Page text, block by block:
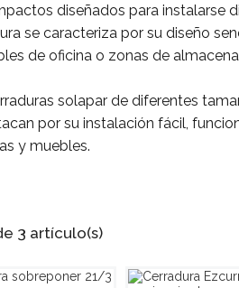
diseñados para
se caracteriza por su diseño
de oficina o zonas de
solapar de diferentes
por su instalación fácil,
y muebles.
3 artículo(s)